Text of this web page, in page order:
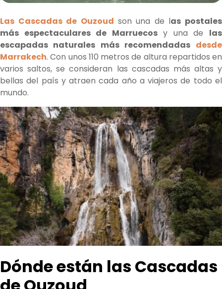
Las Cascadas de Ouzoud son una de las postales
más espectaculares de Marruecosy una de las
escapadas naturales más recomendadas desde
Marrakech. Con unos 110 metros de altura repartidos en
varios saltos, se consideran las cascadas más altas y
bellas del país y atraen cada año a viajeros de todo el
mundo.
Dónde están las Cascadas